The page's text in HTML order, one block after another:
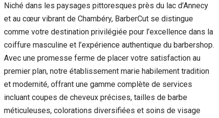
Niché dans les paysages pittoresques près du lac d’Annecy
et au cœur vibrant de Chambéry, BarberCut se distingue
comme votre destination privilégiée pour l’excellence dans la
coiffure masculine et l’expérience authentique du barbershop.
Avec une promesse ferme de placer votre satisfaction au
premier plan, notre établissement marie habilement tradition
et modernité, offrant une gamme complète de services
incluant coupes de cheveux précises, tailles de barbe
méticuleuses, colorations diversifiées et soins de visage